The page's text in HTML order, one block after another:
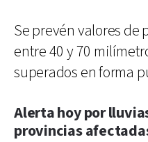
Se prevén valores
entre 40 y 70
superados en forma
Alerta hoy por
provincias